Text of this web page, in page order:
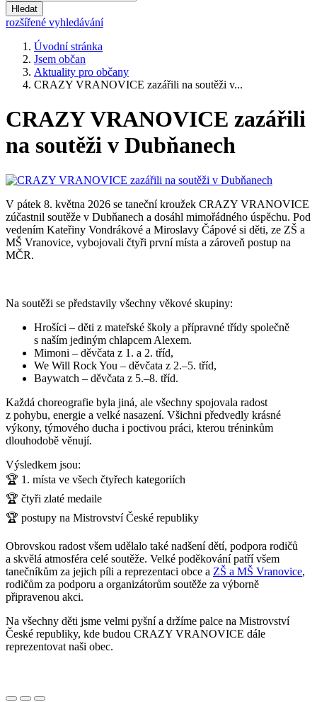
Hledat
rozšířené vyhledávání
Úvodní stránka
Jsem občan
Aktuality pro občany
CRAZY VRANOVICE zazářili na soutěži v...
CRAZY VRANOVICE zazářili
na soutěži v Dubňanech
V pátek 8. května 2026 se taneční kroužek CRAZY VRANOVICE
zúčastnil soutěže v Dubňanech a dosáhl mimořádného úspěchu. Pod
vedením Kateřiny Vondrákové a Miroslavy Čápové si děti, ze ZŠ a
MŠ Vranovice, vybojovali čtyři první místa a zároveň postup na
MČR.
Na soutěži se představily všechny věkové skupiny:
Hrošíci – děti z mateřské školy a přípravné třídy společně
s naším jediným chlapcem Alexem.
Mimoni – děvčata z 1. a 2. tříd,
We Will Rock You – děvčata z 2.–5. tříd,
Baywatch – děvčata z 5.–8. tříd.
Každá choreografie byla jiná, ale všechny spojovala radost
z pohybu, energie a velké nasazení. Všichni předvedly krásné
výkony, týmového ducha i poctivou práci, kterou tréninkům
dlouhodobě věnují.
Výsledkem jsou:
🏆 1. místa ve všech čtyřech kategoriích
🏆 čtyři zlaté medaile
🏆 postupy na Mistrovství České republiky
Obrovskou radost všem udělalo také nadšení dětí, podpora rodičů
a skvělá atmosféra celé soutěže. Velké poděkování patří všem
tanečníkům za jejich píli a reprezentaci obce a ZŠ a MŠ Vranovice,
rodičům za podporu a organizátorům soutěže za výborně
připravenou akci.
Na všechny děti jsme velmi pyšní a držíme palce na Mistrovství
České republiky, kde budou CRAZY VRANOVICE dále
reprezentovat naši obec.